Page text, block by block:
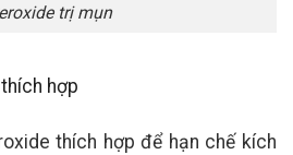
trị mụn
hợp
thích hợp để hạn chế kích